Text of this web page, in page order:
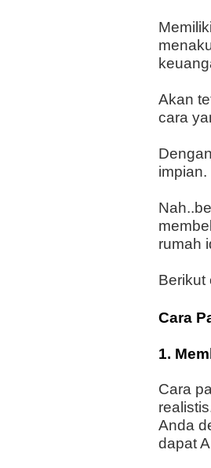
Akan
cara
impian.
rumah
Berikut
Cara
1.
Cara
Anda
dapat